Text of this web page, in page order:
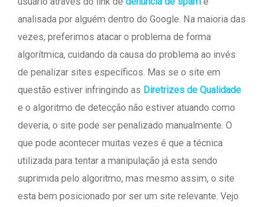
analisada por alguém dentro do Google. Na maioria das
vezes, preferimos atacar o problema de forma
algorítmica, cuidando da causa do problema ao invés
de penalizar sites específicos. Mas se o site em
questão estiver infringindo as Diretrizes de Qualidade
e o algoritmo de detecção não estiver atuando como
deveria, o site pode ser penalizado manualmente. O
que pode acontecer muitas vezes é que a técnica
utilizada para tentar a manipulação já esta sendo
suprimida pelo algoritmo, mas mesmo assim, o site
esta bem posicionado por ser um site relevante. Vejo